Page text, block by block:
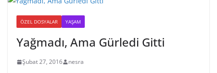
ÖZEL DOSYALAR YAŞAM
Yağmadı, Ama Gürledi Gitti
Şubat 27, 2016 nesra